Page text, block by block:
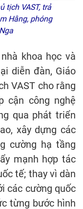
tịch VAST, trả
Hằng, phóng
khoa học và
diễn đàn, Giáo
VAST cho rằng
cận công nghệ
qua phát triển
xây dựng các
cường hạ tầng
mạnh hợp tác
tế; thay vì dàn
các cường quốc
từng bước hình